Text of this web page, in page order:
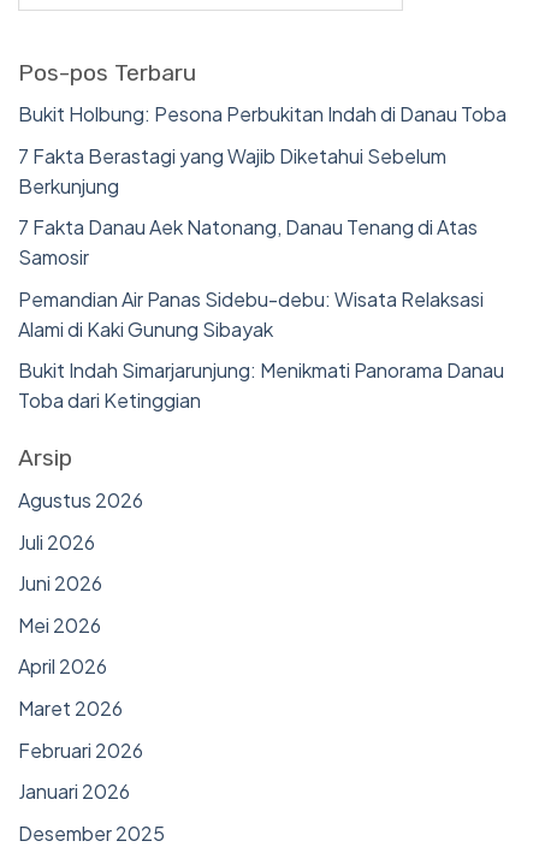
Pos-pos Terbaru
Bukit Holbung: Pesona Perbukitan Indah di Danau Toba
7 Fakta Berastagi yang Wajib Diketahui Sebelum
Berkunjung
7 Fakta Danau Aek Natonang, Danau Tenang di Atas
Samosir
Pemandian Air Panas Sidebu-debu: Wisata Relaksasi
Alami di Kaki Gunung Sibayak
Bukit Indah Simarjarunjung: Menikmati Panorama Danau
Toba dari Ketinggian
Arsip
Agustus 2026
Juli 2026
Juni 2026
Mei 2026
April 2026
Maret 2026
Februari 2026
Januari 2026
Desember 2025